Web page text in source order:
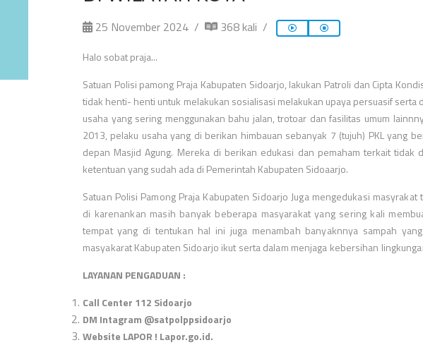
25 November 2024 368 kali
Halo sobat praja...
Satuan Polisi pamong Praja Kabupaten Sidoarjo, lakukan Patroli dan Cipta
tidak henti- henti untuk melakukan sosialisasi melakukan upaya persuasif
usaha yang sering menggunakan bahu jalan, trotoar dan fasilitas umum
2013, pelaku usaha yang di berikan himbauan sebanyak 7 (tujuh) PKL yang
depan Masjid Agung. Mereka di berikan edukasi dan pemaham terkait
ketentuan yang sudah ada di Pemerintah Kabupaten Sidoaarjo.
Satuan Polisi Pamong Praja Kabupaten Sidoarjo Juga mengedukasi
di karenankan masih banyak beberapa masyarakat yang sering kali
tempat yang di tentukan hal ini juga menambah banyaknnya sampah
masyakarat Kabupaten Sidoarjo ikut serta dalam menjaga kebersihan
LAYANAN PENGADUAN :
Call Center 112 Sidoarjo
DM Intagram @satpolppsidoarjo
Website LAPOR ! Lapor.go.id.